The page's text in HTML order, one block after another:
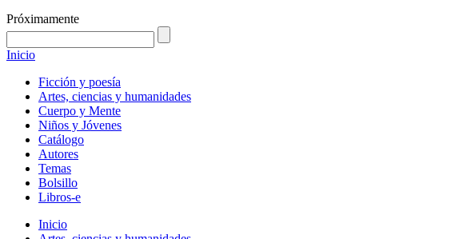
Próximamente
Inicio
Ficción y poesía
Artes, ciencias y humanidades
Cuerpo y Mente
Niños y Jóvenes
Catálogo
Autores
Temas
Bolsillo
Libros-e
Inicio